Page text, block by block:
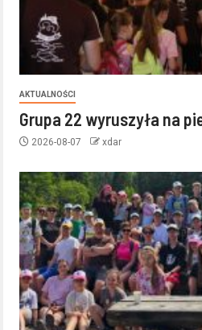
AKTUALNOŚCI
Grupa 22 wyruszyła na
2026-08-07 xdar